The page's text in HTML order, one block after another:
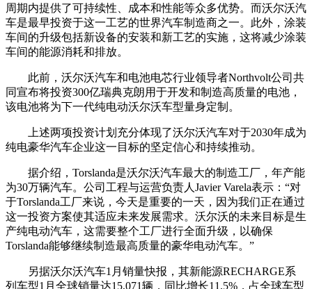
周期内提供了可持续性、成本和性能等众多优势。而沃尔沃汽
车是最早投资于这一工艺的世界汽车制造商之一。此外，涂装
车间的升级包括新设备的安装和新工艺的实施，这将减少涂装
车间的能源消耗和排放。
此前，沃尔沃汽车和电池电芯行业领导者Northvolt公司共
同宣布将投资300亿瑞典克朗用于开发和制造高质量的电池，
该电池将为下一代纯电动沃尔沃车型量身定制。
上述两项投资计划充分体现了沃尔沃汽车对于2030年成为
纯电豪华汽车企业这一目标的坚定信心和持续推动。
据介绍，Torslanda是沃尔沃汽车最大的制造工厂，年产能
为30万辆汽车。公司工程与运营负责人Javier Varela表示：“对
于Torslanda工厂来说，今天是重要的一天，因为我们正在通过
这一投资方案使其适应未来发展需求。沃尔沃的未来目标是生
产纯电动汽车，这需要整个工厂进行全面升级，以确保
Torslanda能够继续制造最高质量的豪华电动汽车。”
另据沃尔沃汽车1月销量快报，其新能源RECHARGE系
列车型1月全球销量达15,071辆，同比增长11.5%，占全球车型